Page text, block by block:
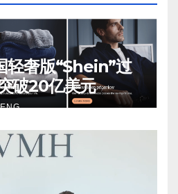
奢版“Shein”过
破20亿美元